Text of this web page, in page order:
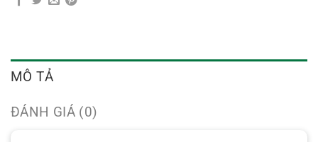
MÔ TẢ
ĐÁNH GIÁ (0)